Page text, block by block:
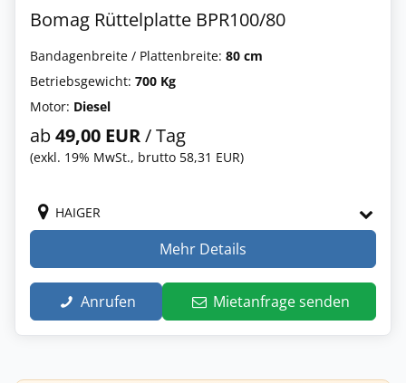
Bomag Rüttelplatte BPR100/80
Bandagenbreite / Plattenbreite: 80 cm
Betriebsgewicht: 700 Kg
Motor: Diesel
ab49,00 EUR/ Tag
(exkl. 19% MwSt., brutto 58,31 EUR)
HAIGER
Mehr Details
Anrufen Mietanfrage senden